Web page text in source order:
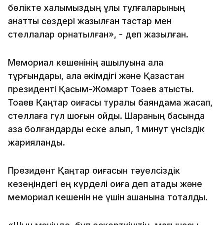
бөлікте халқымыздың ұлы тұлғаларының
қанатты сөздері жазылған тастар мен
стеллалар орнатылған», - деп жазылған.
Мемориал кешенінің ашылуына қала
тұрғындары, қала әкімдігі және Қазақстан
президенті Қасым-Жомарт Тоқаев қатысты.
Тоқаев Қаңтар оқиғасы туралы баяндама жасап,
стеллаға гүл шоғын қойды. Шараның басында
қаза болғандарды еске алып, 1 минут үнсіздік
жарияланды.
Президент Қаңтар оқиғасын тәуелсіздік
кезеңіндегі ең күрделі оқиға деп атады және
мемориал кешенін не үшін ашқанына тоқталды.